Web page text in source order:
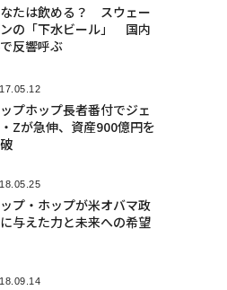
たは飲める？ スウェー
の「下水ビール」 国内
反響呼ぶ
プホップ長者番付でジェ
Zが急伸、資産900億円を
プ・ホップが米オバマ政
与えた力と未来への希望